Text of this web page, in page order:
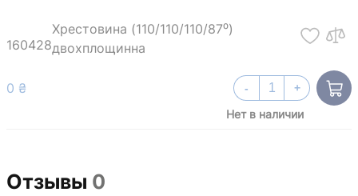
160428
Хрестовина (110/110/110/87⁰)
двохплощинна
0 ₴
Нет в наличии
- +
Отзывы 0